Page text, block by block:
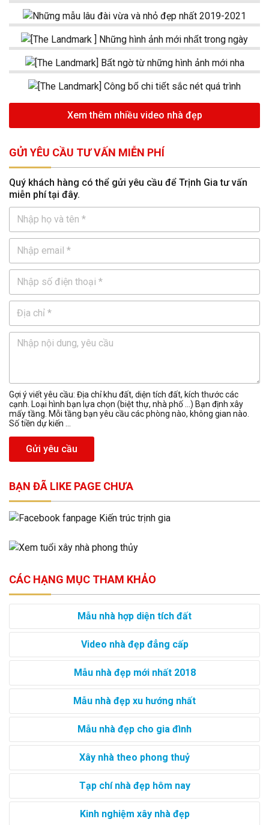
Xem thêm nhiều video nhà đẹp
GỬI YÊU CẦU TƯ VẤN MIỄN PHÍ
Quý khách hàng có thể gửi yêu cầu để Trịnh Gia tư vấn
miễn phí tại đây.
Gợi ý viết yêu cầu: Địa chỉ khu đất, diện tích đất, kích thước các
cạnh. Loại hình bạn lựa chọn (biệt thự, nhà phố …) Bạn định xây
mấy tầng. Mỗi tầng bạn yêu cầu các phòng nào, không gian nào.
Số tiền dự kiến ...
Gửi yêu cầu
BẠN ĐÃ LIKE PAGE CHƯA
CÁC HẠNG MỤC THAM KHẢO
Mẫu nhà hợp diện tích đất
Video nhà đẹp đẳng cấp
Mẫu nhà đẹp mới nhất 2018
Mẫu nhà đẹp xu hướng nhất
Mẫu nhà đẹp cho gia đình
Xây nhà theo phong thuỷ
Tạp chí nhà đẹp hôm nay
Kinh nghiệm xây nhà đẹp